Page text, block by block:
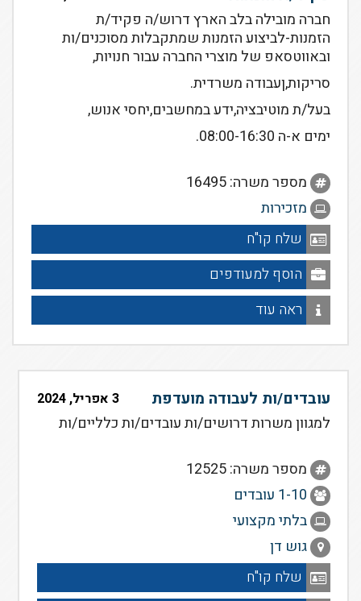
חברה מובילה בלב הארץ דרוש/ה פקיד/ת
הזמנות-לביצוע הזמנות שמתקבלות מסוכנים/ות
ובאווטסאפ של מוצרי החברה עבור חנויות,
סריקות,ןעבודה משרדית.
בעל/ת מוטיבציה,ידע במחשבים,יחסי אנוש,
ימים א-ה 08:00-16:30.
מספר משרה: 16495
מזכירות
שלח קו"ח
הוסף למעודפים
ראה עוד
עובדים/ות לעבודה מועדפת 3 אפריל, 2024
למגוון משרות דרושים/ות עובדים/ות כלליים/ות
מספר משרה: 12525
1-10 עובדים
בלתי מקצועי
גוש דן
שלח קו"ח